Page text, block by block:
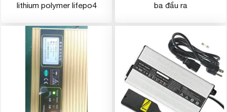
lithium polymer lifepo4 ba đầu ra